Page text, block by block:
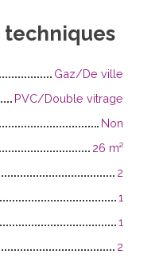
techniques
Gaz/De ville
PVC/Double vitrage
Non
26 m²
2
1
1
2